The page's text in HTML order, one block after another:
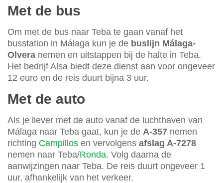
Met de bus
Om met de bus naar Teba te gaan vanaf het
busstation in Málaga kun je de buslijn Málaga-
Olvera nemen en uitstappen bij de halte in Teba.
Het bedrijf Alsa biedt deze dienst aan voor ongeveer
12 euro en de reis duurt bijna 3 uur.
Met de auto
Als je liever met de auto vanaf de luchthaven van
Málaga naar Teba gaat, kun je de A-357 nemen
richting Campillos en vervolgens afslag A-7278
nemen naar Teba/Ronda. Volg daarna de
aanwijzingen naar Teba. De reis duurt ongeveer 1
uur, afhankelijk van het verkeer.